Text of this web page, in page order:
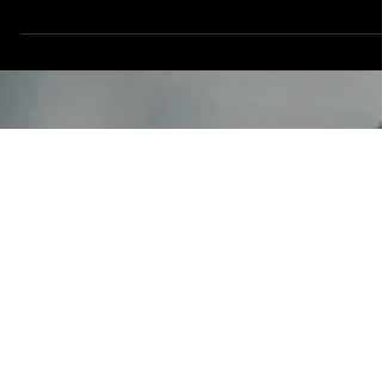
memorable!
Hoy Insomniac y Ocesa anuncian el